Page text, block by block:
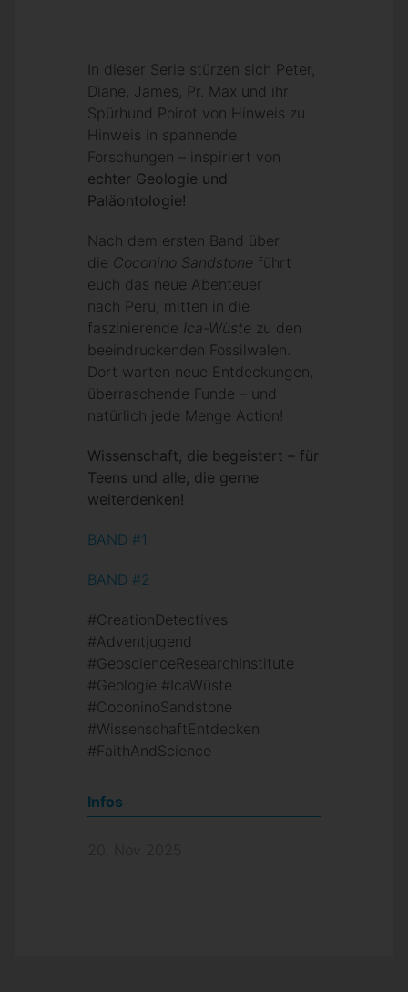
In dieser Serie stürzen sich Peter,
Diane, James, Pr. Max und ihr
Spürhund Poirot von Hinweis zu
Hinweis in spannende
Forschungen – inspiriert von
echter Geologie und
Paläontologie!
Nach dem ersten Band über
die Coconino Sandstone führt
euch das neue Abenteuer
nach Peru, mitten in die
faszinierende Ica-Wüste zu den
beeindruckenden Fossilwalen.
Dort warten neue Entdeckungen,
überraschende Funde – und
natürlich jede Menge Action!
Wissenschaft, die begeistert – für
Teens und alle, die gerne
weiterdenken!
BAND #1
BAND #2
#CreationDetectives
#Adventjugend
#GeoscienceResearchInstitute
#Geologie #IcaWüste
#CoconinoSandstone
#WissenschaftEntdecken
#FaithAndScience
Infos